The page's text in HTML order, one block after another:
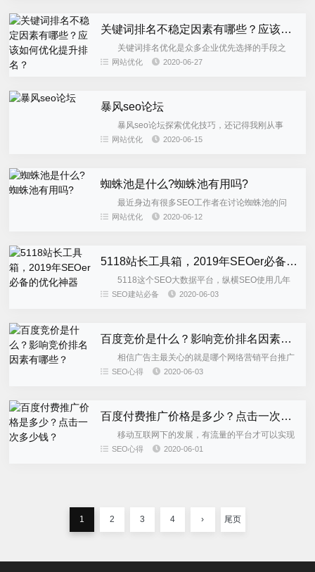
关键词排名不稳定因素有哪些？应该如何优化提升排名？
关键词排名优化是众多企业优先选择的手段之
一，企业通过关键词优化来提升排名及知名度，从而
网站优化 2020-06-27
暴风seo论坛
暴风seo论坛探索优化技巧，还记得我刚从事
SEO的时候，我很羡慕那些能够快速优化网站的人，
网站优化 2020-06-15
蜘蛛池是什么?蜘蛛池有用吗?
最近身边有很多SEO工作者在讨论蜘蛛池的问
题，有很多刚刚接触蜘蛛池的站长会问蜘蛛池是什么
网站优化 2020-06-12
5118站长工具箱，2019年SEOer必备的优化神器
5118这个SEO大数据平台，纵横SEO使用几年
了，2019年初，我有关注到5118新推出了一个基于
SEO建站必备 2020-06-03
百度竞价是什么？影响竞价排名因素有哪些？
相信广告主最关心的就是哪个网络营销平台推广
效果好，哪个平台能较快的实现推广效果等等。特别
SEO心得 2020-06-03
百度付费推广价格是多少？点击一次多少钱？
移动互联网下的发展，有流量的平台才可以实现
产品的变现，实现最终推广目的，一切没有流量做支
SEO心得 2020-06-01
1 2 3 4 › 尾页